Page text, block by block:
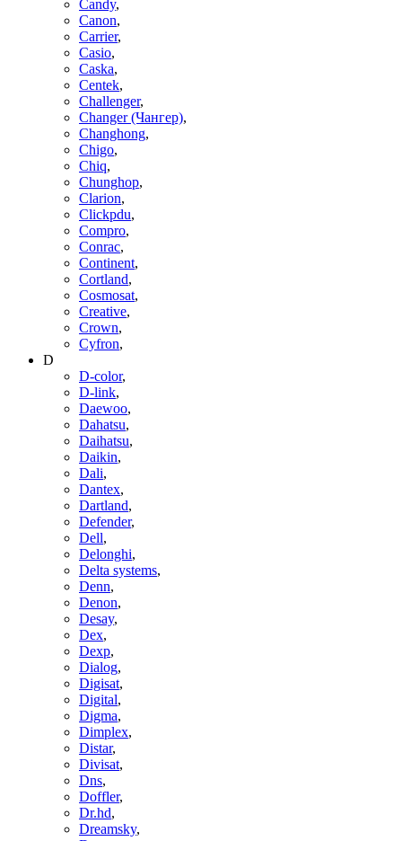
Candy,
Canon,
Carrier,
Casio,
Caska,
Centek,
Challenger,
Changer (Чангер),
Changhong,
Chigo,
Chiq,
Chunghop,
Clarion,
Clickpdu,
Compro,
Conrac,
Continent,
Cortland,
Cosmosat,
Creative,
Crown,
Cyfron,
D
D-color,
D-link,
Daewoo,
Dahatsu,
Daihatsu,
Daikin,
Dali,
Dantex,
Dartland,
Defender,
Dell,
Delonghi,
Delta systems,
Denn,
Denon,
Desay,
Dex,
Dexp,
Dialog,
Digisat,
Digital,
Digma,
Dimplex,
Distar,
Divisat,
Dns,
Doffler,
Dr.hd,
Dreamsky,